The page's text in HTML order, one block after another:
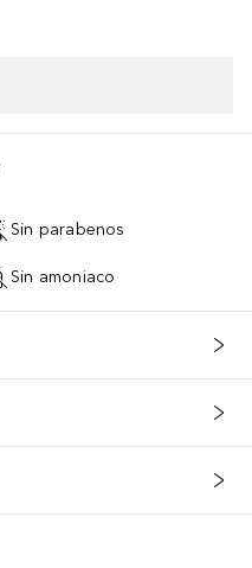
Sin parabenos
Sin amoniaco